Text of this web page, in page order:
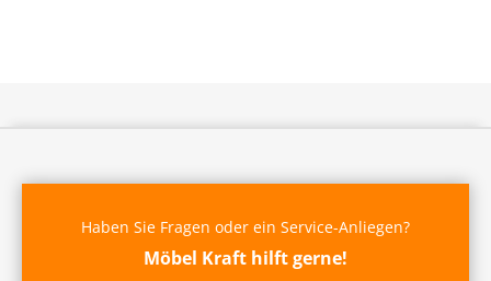
Haben Sie Fragen oder ein Service-Anliegen?
Möbel Kraft hilft gerne!